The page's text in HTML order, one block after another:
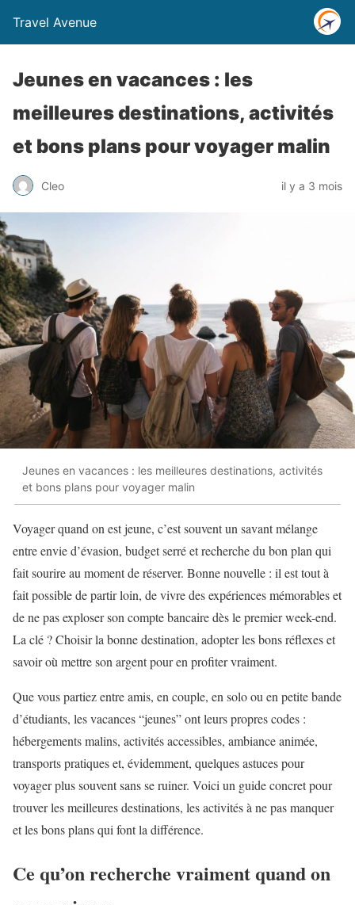
Travel Avenue
Jeunes en vacances : les
meilleures destinations, activités
et bons plans pour voyager malin
Cleo il y a 3 mois
Jeunes en vacances : les meilleures destinations, activités
et bons plans pour voyager malin
Voyager quand on est jeune, c’est souvent un savant mélange
entre envie d’évasion, budget serré et recherche du bon plan qui
fait sourire au moment de réserver. Bonne nouvelle : il est tout à
fait possible de partir loin, de vivre des expériences mémorables et
de ne pas exploser son compte bancaire dès le premier week-end.
La clé ? Choisir la bonne destination, adopter les bons réflexes et
savoir où mettre son argent pour en profiter vraiment.
Que vous partiez entre amis, en couple, en solo ou en petite bande
d’étudiants, les vacances “jeunes” ont leurs propres codes :
hébergements malins, activités accessibles, ambiance animée,
transports pratiques et, évidemment, quelques astuces pour
voyager plus souvent sans se ruiner. Voici un guide concret pour
trouver les meilleures destinations, les activités à ne pas manquer
et les bons plans qui font la différence.
Ce qu’on recherche vraiment quand on